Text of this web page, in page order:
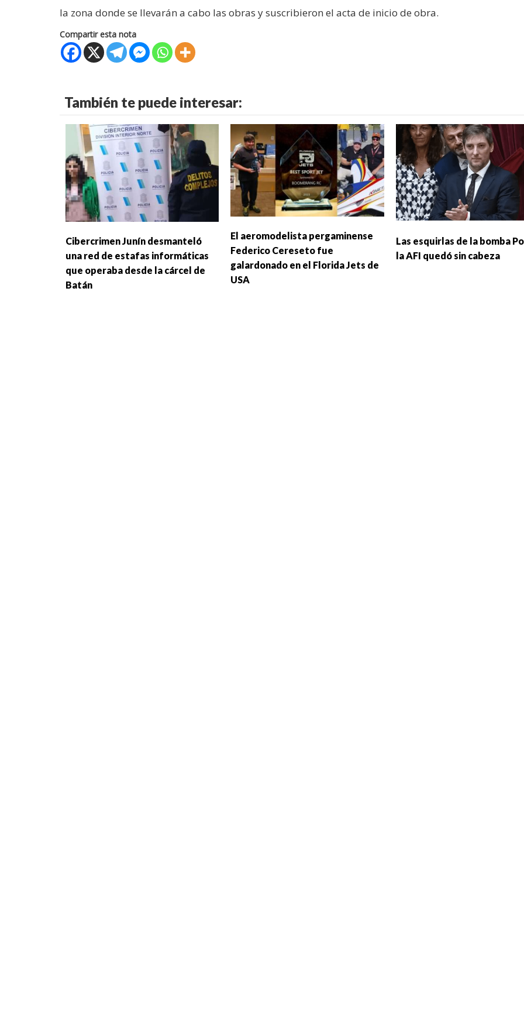
la zona donde se llevarán a cabo las obras y suscribieron el acta de inicio de obra.
Compartir esta nota
También te puede interesar:
Cibercrimen Junín desmanteló
una red de estafas informáticas
que operaba desde la cárcel de
Batán
El aeromodelista pergaminense
Federico Cereseto fue
galardonado en el Florida Jets de
USA
Las esquirlas de la bomba
la AFI quedó sin cabeza